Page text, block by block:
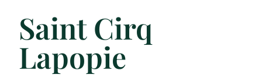
Saint Cirq
Lapopie